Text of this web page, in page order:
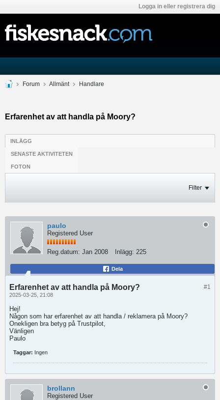
Logga in eller registrera dig
Forum Allmänt Handlare
Erfarenhet av att handla på Moory?
INLÄGG
SENASTE AKTIVITETEN
FOTON
Filter
paulo
Registered User
Reg.datum: Jan 2008 Inlägg: 225
Dela
#1
Erfarenhet av att handla på Moory?
2025-03-25, 21:08
Hej!
Någon som har erfarenhet av att handla / reklamera på Moory?
Onekligen bra betyg på Trustpilot,
Vänligen
Paulo
Taggar: Ingen
brollann
Registered User